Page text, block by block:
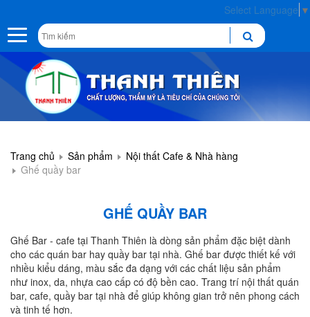
Select Language ▼
Toggle
navigation
Trang chủ Sản phẩm
Nội thất Cafe & Nhà hàng
Ghế quầy bar
GHẾ QUẦY BAR
Ghế Bar - cafe tại Thanh Thiên là dòng sản phẩm đặc biệt dành
cho các quán bar hay quầy bar tại nhà. Ghế bar được thiết kế với
nhiều kiểu dáng, màu sắc đa dạng với các chất liệu sản phẩm
như inox, da, nhựa cao cấp có độ bền cao. Trang trí nội thất quán
bar, cafe, quầy bar tại nhà để giúp không gian trở nên phong cách
và tinh tế hơn.